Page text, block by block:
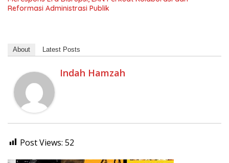
Reformasi Administrasi Publik
About Latest Posts
Indah Hamzah
Post Views: 52